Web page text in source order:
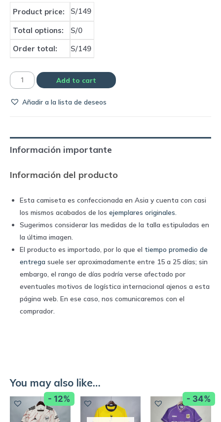
Product price: S/149
Total options:
S/0
Order total:
S/149
Camiseta
2020/21
Adidas
quantity
Add to cart
Añadir a la lista de deseos
Información importante
Información del producto
Esta camiseta es confeccionada en Asia y cuenta con casi
los mismos acabados de los ejemplares originales.
Sugerimos considerar las medidas de la talla estipuladas en
la última imagen.
El producto es importado, por lo que el tiempo promedio de
entrega suele ser aproximadamente entre 15 a 25 días; sin
embargo, el rango de días podría verse afectado por
eventuales motivos de logística internacional ajenos a esta
página web. En ese caso, nos comunicaremos con el
comprador.
You may also like…
- 12% - 34%